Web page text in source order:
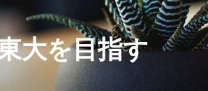
大を目指す